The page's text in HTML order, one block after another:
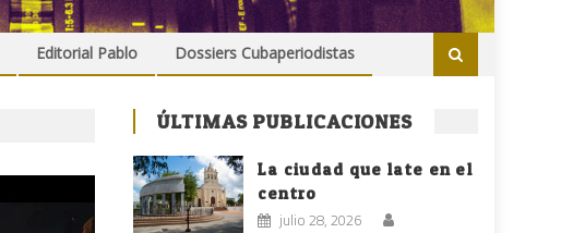
Editorial Pablo Dossiers Cubaperiodistas
ÚLTIMAS PUBLICACIONES
La ciudad que late en el
centro
julio 28, 2026